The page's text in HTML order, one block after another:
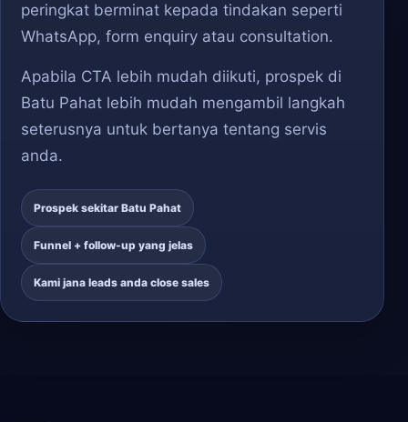
peringkat berminat kepada tindakan seperti
WhatsApp, form enquiry atau consultation.
Apabila CTA lebih mudah diikuti, prospek di
Batu Pahat lebih mudah mengambil langkah
seterusnya untuk bertanya tentang servis
anda.
Prospek sekitar Batu Pahat
Funnel + follow-up yang jelas
Kami jana leads anda close sales